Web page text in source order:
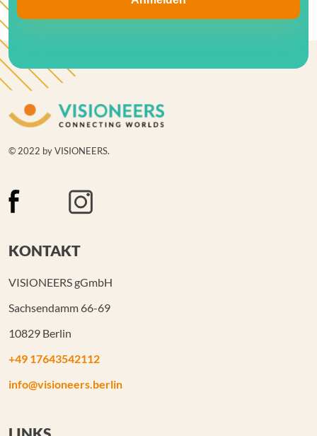
© 2022 by VISIONEERS.
KONTAKT
VISIONEERS gGmbH
Sachsendamm 66-69
10829 Berlin
+49 17643542112
info@visioneers.berlin